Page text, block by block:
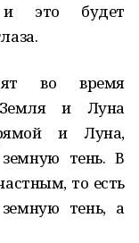
и это будет
во время
и Луна
и Луна,
тень. В
то есть
тень, а